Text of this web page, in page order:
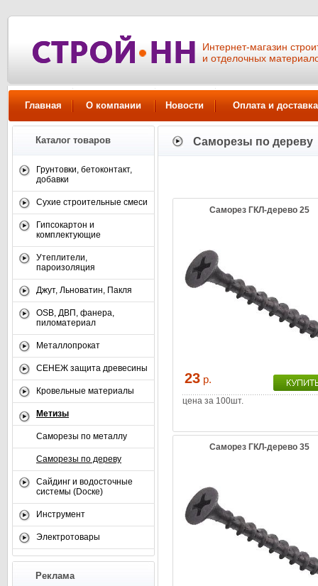
Интернет-магазин
и отделочных
Главная О компании Новости Оплата и доставка
Каталог товаров
Грунтовки, бетоконтакт,
добавки
Сухие строительные смеси
Гипсокартон и
комплектующие
Утеплители,
пароизоляция
Джут, Льноватин, Пакля
OSB, ДВП, фанера,
пиломатериал
Металлопрокат
СЕНЕЖ защита древесины
Кровельные материалы
Метизы
Саморезы по металлу
Саморезы по дереву
Сайдинг и водосточные
системы (Dоске)
Инструмент
Электротовары
Реклама
Саморезы по дереву
Саморез ГКЛ-дерево 25
23 р.
цена за 100шт.
Саморез ГКЛ-дерево 35